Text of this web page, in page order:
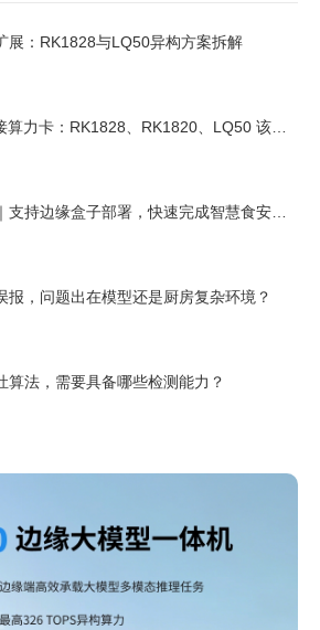
展：RK1828与LQ50异构方案拆解
算力卡：RK1828、RK1820、LQ50 该上
支持边缘盒子部署，快速完成智慧食安改
报，问题出在模型还是厨房复杂环境？
算法，需要具备哪些检测能力？